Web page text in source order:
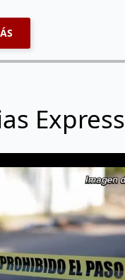
Express